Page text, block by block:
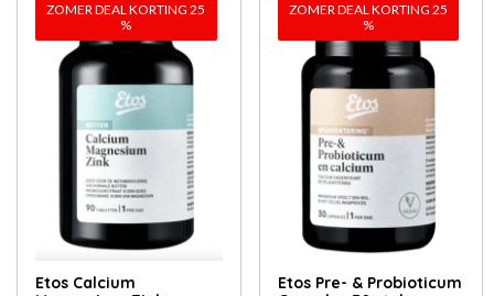
ZOMER DEAL KORTING 25
%
Etos Calcium
ZOMER DEAL KORTING 25
%
Etos Pre- & Probioticum